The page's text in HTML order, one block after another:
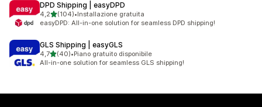
DPD Shipping | easyDPD
4,2stelle su 5
(104)
104 recensioni totali
•Installazione gratuita
easyDPD: All-in-one solution for seamless DPD shipping!
GLS Shipping | easyGLS
4,7stelle su 5
(40)
40 recensioni totali
•Piano gratuito disponibile
All-in-one solution for seamless GLS shipping!